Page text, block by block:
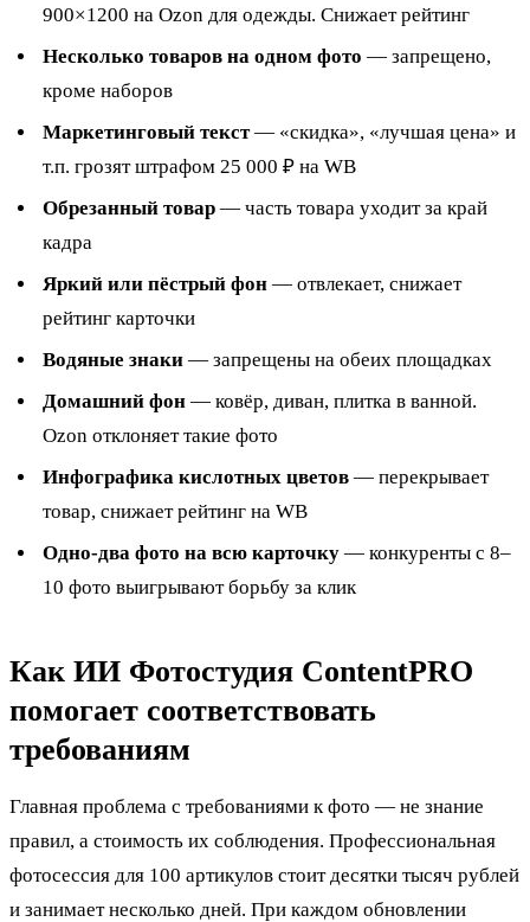
900×1200 на Ozon для одежды. Снижает рейтинг
Несколько товаров на одном фото — запрещено,
кроме наборов
Маркетинговый текст— «скидка», «лучшая цена» и
т.п. грозят штрафом 25 000 ₽ на WB
Обрезанный товар — часть товара уходит за край
кадра
Яркий или пёстрый фон — отвлекает, снижает
рейтинг карточки
Водяные знаки — запрещены на обеих площадках
Домашний фон — ковёр, диван, плитка в ванной.
Ozon отклоняет такие фото
Инфографика кислотных цветов — перекрывает
товар, снижает рейтинг на WB
Одно-два фото на всю карточку — конкуренты с 8–
10 фото выигрывают борьбу за клик
Как ИИ Фотостудия ContentPRO
помогает соответствовать
требованиям
Главная проблема с требованиями к фото — не знание
правил, а стоимость их соблюдения. Профессиональная
фотосессия для 100 артикулов стоит десятки тысяч рублей
и занимает несколько дней. При каждом обновлении